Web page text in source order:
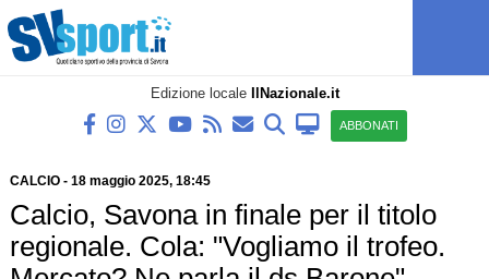
Edizione locale IlNazionale.it
ABBONATI
CALCIO- 18 maggio 2025, 18:45
Calcio, Savona in finale per il titolo
regionale. Cola: "Vogliamo il trofeo.